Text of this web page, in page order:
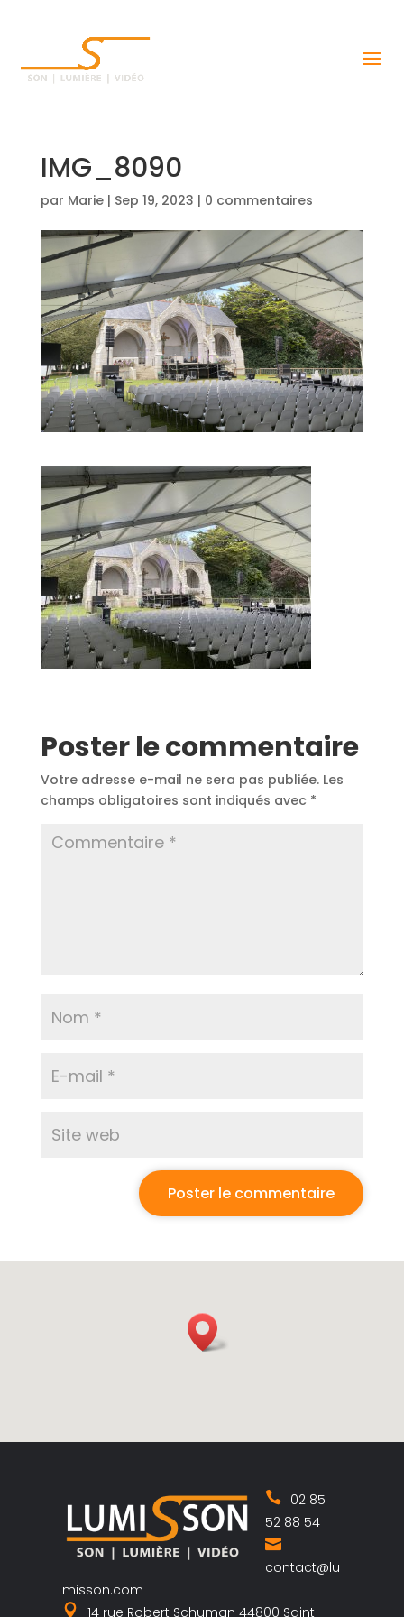
IMG_8090
par Marie| Sep 19, 2023 | 0 commentaires
Poster le commentaire
Votre adresse e-mail ne sera pas publiée. Les
champs obligatoires sont indiqués avec *
02 85
52 88 54
contact@lu
misson.com
14 rue Robert Schuman 44800 Saint